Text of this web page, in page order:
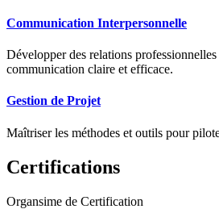
Communication Interpersonnelle
Développer des relations
communication claire et efficace.
Gestion de Projet
Maîtriser les méthodes et outils pour
Certifications
Organsime de Certification